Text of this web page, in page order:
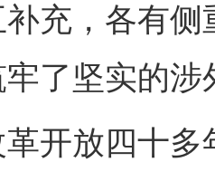
充，各有
了坚实的涉
放四十多
素超标问题” 法